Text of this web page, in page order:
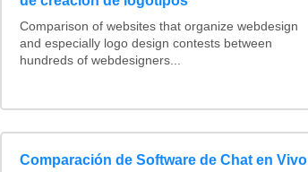
Comparison of websites that organize webdesign
and especially logo design contests between
hundreds of webdesigners...
Comparación de Software de Chat en Vivo